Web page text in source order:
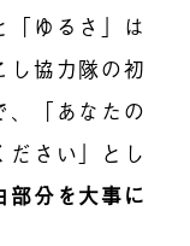
「ゆるさ」は
し協力隊の初
、「あなたの
ださい」とし
部分を大事に